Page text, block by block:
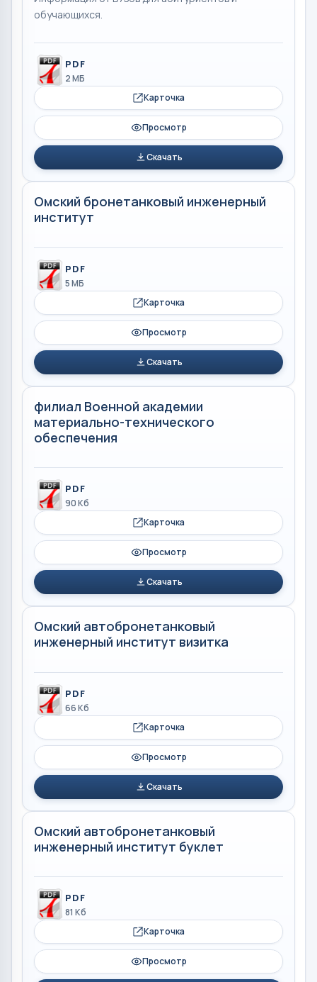
обучающихся.
PDF
2 МБ
Карточка
Просмотр
Скачать
Омский бронетанковый инженерный
институт
PDF
5 МБ
Карточка
Просмотр
Скачать
филиал Военной академии
материально-технического
обеспечения
PDF
90 Кб
Карточка
Просмотр
Скачать
Омский автобронетанковый
инженерный институт визитка
PDF
66 Кб
Карточка
Просмотр
Скачать
Омский автобронетанковый
инженерный институт буклет
PDF
81 Кб
Карточка
Просмотр